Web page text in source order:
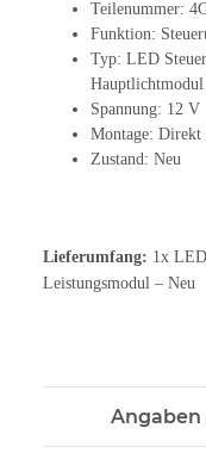
Teilenummer:
Funktion:
Typ: LED
Hauptlichtmodul
Spannung: 12 V
Montage: Direkt
Zustand: Neu
Lieferumfang: 1x
Leistungsmodul – Neu